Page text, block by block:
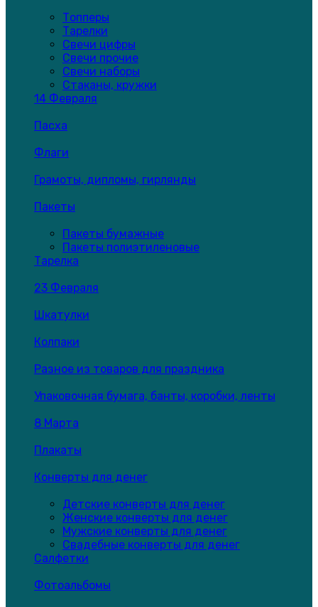
Топперы
Тарелки
Свечи цифры
Свечи прочие
Свечи наборы
Стаканы, кружки
14 Февраля
Пасха
Флаги
Грамоты, дипломы, гирлянды
Пакеты
Пакеты бумажные
Пакеты полиэтиленовые
Тарелка
23 Февраля
Шкатулки
Колпаки
Разное из товаров для праздника
Упаковочная бумага, банты, коробки, ленты
8 Марта
Плакаты
Конверты для денег
Детские конверты для денег
Женские конверты для денег
Мужские конверты для денег
Свадебные конверты для денег
Салфетки
Фотоальбомы